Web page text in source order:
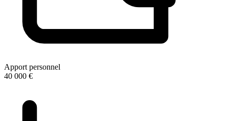
Apport personnel
40 000 €